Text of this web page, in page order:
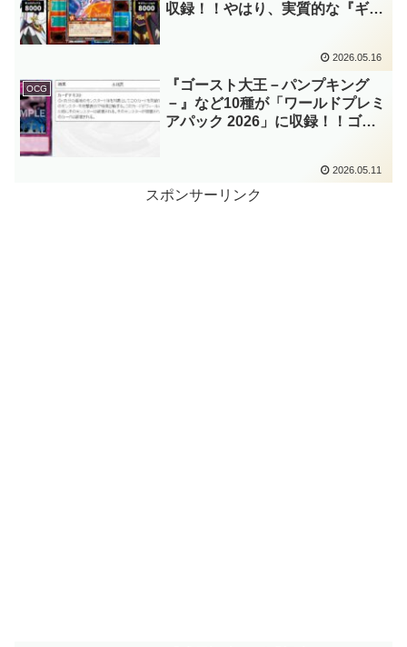
収録！！やはり、実質的な『ギャ
ュージョン召喚を強力にサポート
してくれますね～。【遊戯王ラッ
シュデュエル】
2026.05.16
OCG
『ゴースト大王－パンプキング
－』など10種が「ワールドプレミ
アパック 2026」に収録！！ゴー
日！！デッキから3枚セットのイ
ンパクトが凄すぎる……。【遊戯
2026.05.11
スポンサーリンク